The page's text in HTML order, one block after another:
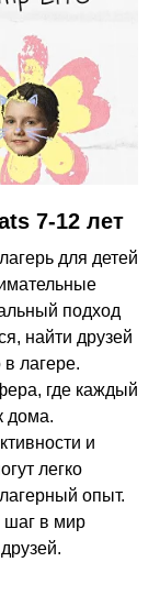
7-12 лет
для детей
подход
найти друзей
лагере.
где каждый
дома.
и
легко
опыт.
шаг в мир